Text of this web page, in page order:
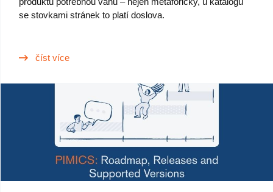
Klasifikace
Catalog Management
Ecosystem
se stovkami stránek to platí doslova.
číst více